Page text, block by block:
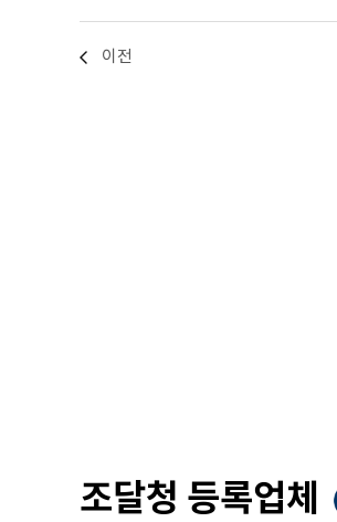
이전
조달청 등록업체